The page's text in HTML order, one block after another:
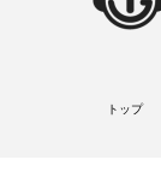
トップ